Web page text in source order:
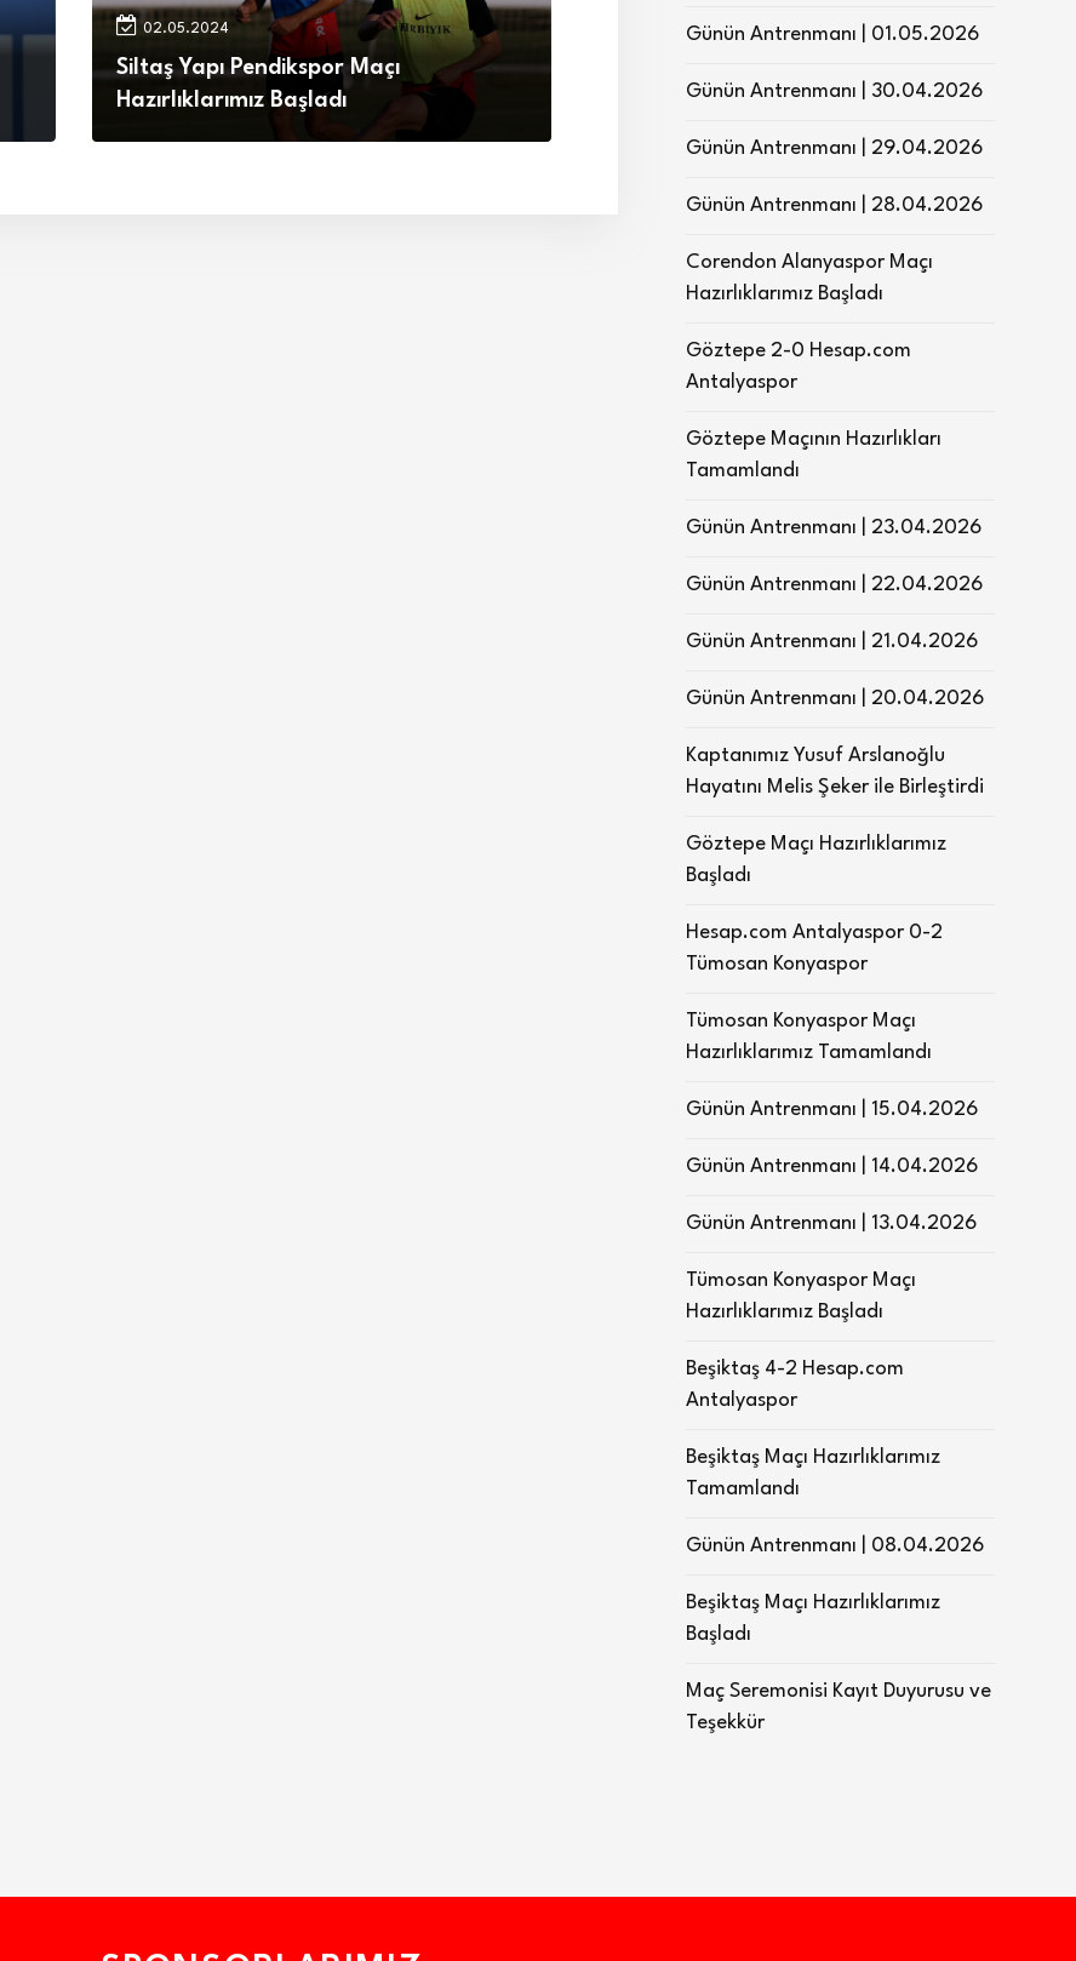
02.05.2024
Siltaş Yapı Pendikspor Maçı
Hazırlıklarımız Başladı
Günün Antrenmanı | 01.05.2026
Günün Antrenmanı | 30.04.2026
Günün Antrenmanı | 29.04.2026
Günün Antrenmanı | 28.04.2026
Corendon Alanyaspor Maçı
Hazırlıklarımız Başladı
Göztepe 2-0 Hesap.com
Antalyaspor
Göztepe Maçının Hazırlıkları
Tamamlandı
Günün Antrenmanı | 23.04.2026
Günün Antrenmanı | 22.04.2026
Günün Antrenmanı | 21.04.2026
Günün Antrenmanı | 20.04.2026
Kaptanımız Yusuf Arslanoğlu
Hayatını Melis Şeker ile Birleştirdi
Göztepe Maçı Hazırlıklarımız
Başladı
Hesap.com Antalyaspor 0-2
Tümosan Konyaspor
Tümosan Konyaspor Maçı
Hazırlıklarımız Tamamlandı
Günün Antrenmanı | 15.04.2026
Günün Antrenmanı | 14.04.2026
Günün Antrenmanı | 13.04.2026
Tümosan Konyaspor Maçı
Hazırlıklarımız Başladı
Beşiktaş 4-2 Hesap.com
Antalyaspor
Beşiktaş Maçı Hazırlıklarımız
Tamamlandı
Günün Antrenmanı | 08.04.2026
Beşiktaş Maçı Hazırlıklarımız
Başladı
Maç Seremonisi Kayıt Duyurusu ve
Teşekkür